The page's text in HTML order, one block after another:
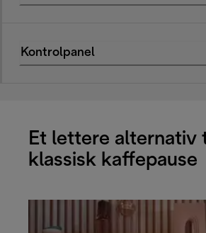
Kontrolpanel
Et lettere alternativ
klassisk kaffepause